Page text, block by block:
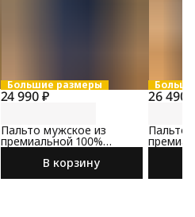
Большие размеры
24 990 ₽
Пальто мужское из
премиальной 100%
шерсти
В корзину
26 490
Пальто
шерсти